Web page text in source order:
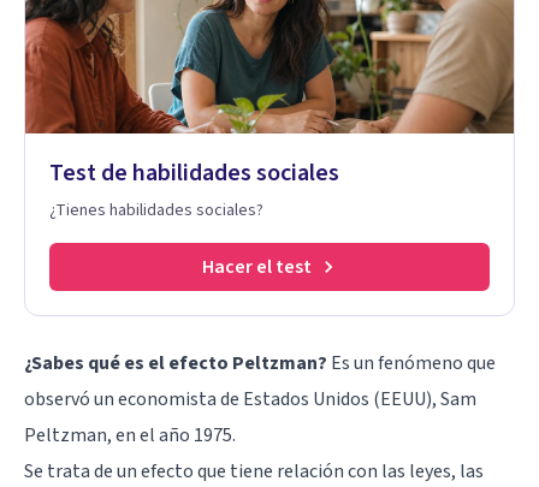
Test de habilidades sociales
¿Tienes habilidades sociales?
Hacer el test
¿Sabes qué es el efecto Peltzman? Es un fenómeno que
observó un economista de Estados Unidos (EEUU), Sam
Peltzman, en el año 1975.
Se trata de un efecto que tiene relación con las leyes, las